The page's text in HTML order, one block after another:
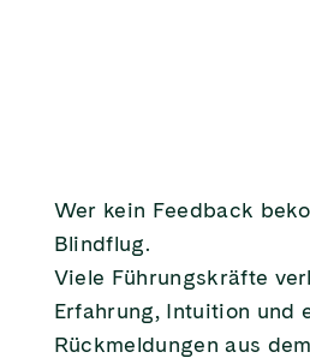
Wer kein Feedback
Blindflug.
Viele Führungskräfte
Erfahrung, Intuition und
Rückmeldungen aus